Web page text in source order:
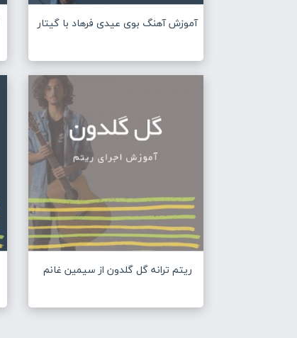
آموزش آهنگ بوی عیدی فرهاد با گیتار
ریتم ترانه گل گلدون از سیمین غانم